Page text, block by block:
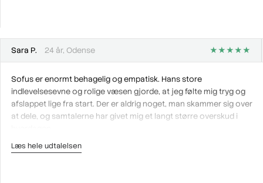
sundere relation til mit følelsesliv, og jeg kan varmt anbefale et
Sara P. 24 år, Odense ★★★★★
Sofus er enormt behagelig og empatisk. Hans store
indlevelsesevne og rolige væsen gjorde, at jeg følte mig tryg og
afslappet lige fra start. Der er aldrig noget, man skammer sig over
at dele, og samtalerne har givet mig et langt større overskud i
Læs hele udtalelsen